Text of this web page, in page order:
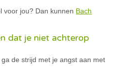
voor jou? Dan kunnen Bach
dat je niet achterop
de strijd met je angst aan met